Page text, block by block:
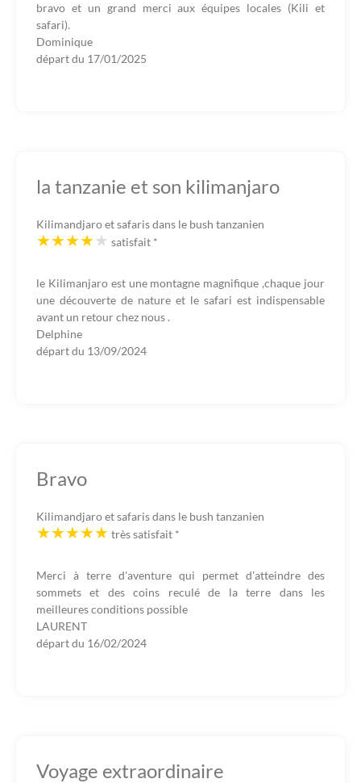
bravo et un grand merci aux équipes locales (Kili et
safari).
Dominique
départ du 17/01/2025
la tanzanie et son kilimanjaro
Kilimandjaro et safaris dans le bush tanzanien
satisfait *
le Kilimanjaro est une montagne magnifique ,chaque jour
une découverte de nature et le safari est indispensable
avant un retour chez nous .
Delphine
départ du 13/09/2024
Bravo
Kilimandjaro et safaris dans le bush tanzanien
très satisfait *
Merci à terre d'aventure qui permet d'atteindre des
sommets et des coins reculé de la terre dans les
meilleures conditions possible
LAURENT
départ du 16/02/2024
Voyage extraordinaire